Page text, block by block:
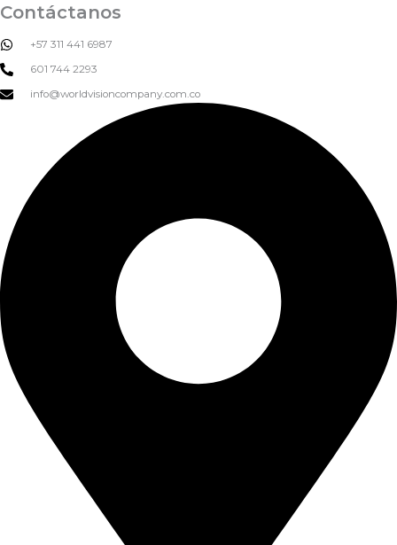
Contáctanos
+57 311 441 6987
601 744 2293
info@worldvisioncompany.com.co